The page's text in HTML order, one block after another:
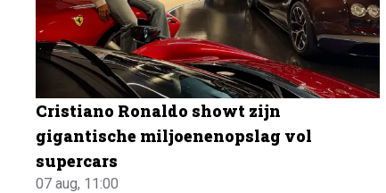
Cristiano Ronaldo showt zijn
gigantische miljoenenopslag vol
supercars
07 aug, 11:00